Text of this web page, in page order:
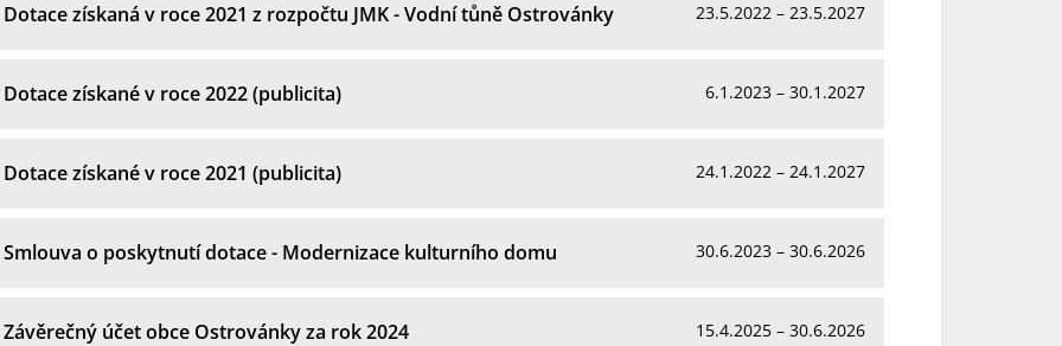
Dotace získaná v roce 2021 z rozpočtu JMK - Vodní tůně Ostrovánky 23.5.2022 – 23.5.2027
Dotace získané v roce 2022 (publicita) 6.1.2023 – 30.1.2027
Dotace získané v roce 2021 (publicita) 24.1.2022 – 24.1.2027
Smlouva o poskytnutí dotace - Modernizace kulturního domu 30.6.2023 – 30.6.2026
Závěrečný účet obce Ostrovánky za rok 2024 15.4.2025 – 30.6.2026